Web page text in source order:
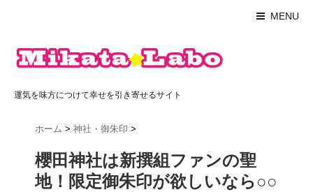
MENU
運気を味方につけて幸せを引き寄せるサイト
ホーム > 神社・御朱印 >
櫻田神社は新撰組ファンの聖
地！限定御朱印が欲しいなら○○